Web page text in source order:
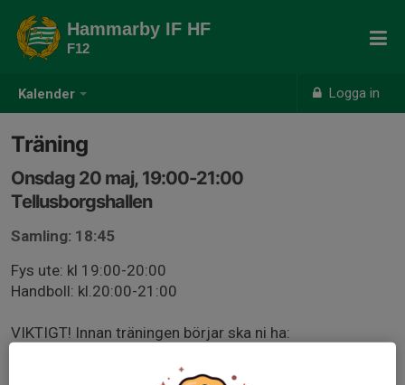
Kalender Logga in
Hammarby IF HF
F12
Träning
Onsdag 20 maj, 19:00-21:00
Tellusborgshallen
Samling: 18:45
Fys ute: kl 19:00-20:00
Handboll: kl.20:00-21:00
VIKTIGT! Innan träningen börjar ska ni ha: